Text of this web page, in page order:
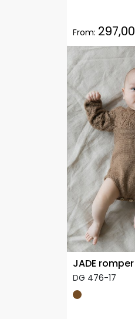
From: 297,00
JADE romper
DG 476-17